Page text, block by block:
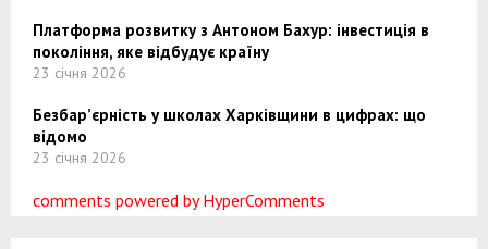
Платформа розвитку з Антоном Бахур: інвестиція в
покоління, яке відбудує країну
23 січня 2026
Безбар’єрність у школах Харківщини в цифрах: що
відомо
23 січня 2026
comments powered by HyperComments